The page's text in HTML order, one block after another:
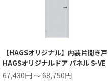
【HAGSオリジナル】内装片開き戸
HAGSオリジナルドア パネル S-VE
67,430円 ～ 68,750円